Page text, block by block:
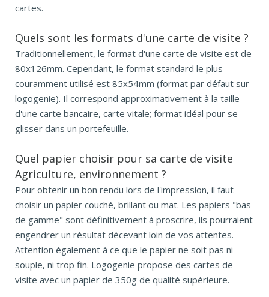
cartes.
Quels sont les formats d'une carte de visite ?
Traditionnellement, le format d'une carte de visite est de
80x126mm. Cependant, le format standard le plus
couramment utilisé est 85x54mm (format par défaut sur
logogenie). Il correspond approximativement à la taille
d'une carte bancaire, carte vitale; format idéal pour se
glisser dans un portefeuille.
Quel papier choisir pour sa carte de visite
Agriculture, environnement ?
Pour obtenir un bon rendu lors de l'impression, il faut
choisir un papier couché, brillant ou mat. Les papiers "bas
de gamme" sont définitivement à proscrire, ils pourraient
engendrer un résultat décevant loin de vos attentes.
Attention également à ce que le papier ne soit pas ni
souple, ni trop fin. Logogenie propose des cartes de
visite avec un papier de 350g de qualité supérieure.